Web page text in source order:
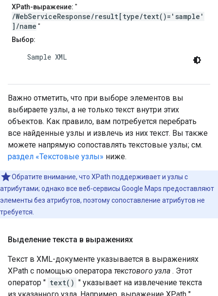
XPath-выражение: "
/WebServiceResponse/result[type/text()='sample'
]/name "
Выбор:
    Sample XML
Важно отметить, что при выборе элементов вы
выбираете узлы, а не только текст внутри этих
объектов. Как правило, вам потребуется перебрать
все найденные узлы и извлечь из них текст. Вы также
можете напрямую сопоставлять текстовые узлы; см.
раздел «Текстовые узлы» ниже.
Обратите внимание, что XPath поддерживает и узлы с
атрибутами; однако все веб-сервисы Google Maps предоставляют
элементы без атрибутов, поэтому сопоставление атрибутов не
требуется.
Выделение текста в выражениях
Текст в XML-документе указывается в выражениях
XPath с помощью оператора текстового узла . Этот
оператор " text() " указывает на извлечение текста